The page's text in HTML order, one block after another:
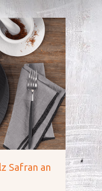
Safran an